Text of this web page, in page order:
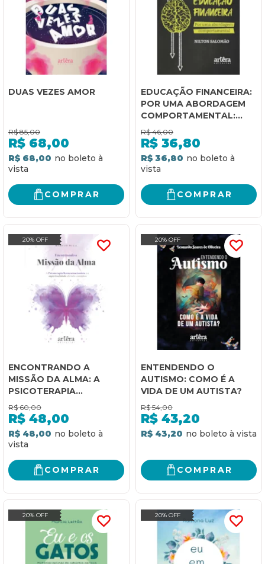
DUAS VEZES AMOR
R$ 85,00
R$ 68,00
R$ 68,00
COMPRAR
EDUCAÇÃO FINANCEIRA:
POR UMA ABORDAGEM
COMPORTAMENTAL:
APRENDA A DOMINAR O
DINHEIRO E REALIZE
SEUS SONHOS
R$ 46,00
R$ 36,80
R$ 36,80
COMPRAR
20% OFF
ENCONTRANDO A
MISSÃO DA ALMA: A
PSICOTERAPIA
REENCARNACIONISTA E A
ESPIRITUALIDADE
ABRINDO CAMINHOS
R$ 60,00
R$ 48,00
R$ 48,00
COMPRAR
20% OFF
ENTENDENDO O
AUTISMO: COMO É A
VIDA DE UM AUTISTA?
R$ 54,00
R$ 43,20
R$ 43,20
COMPRAR
20% OFF 20% OFF